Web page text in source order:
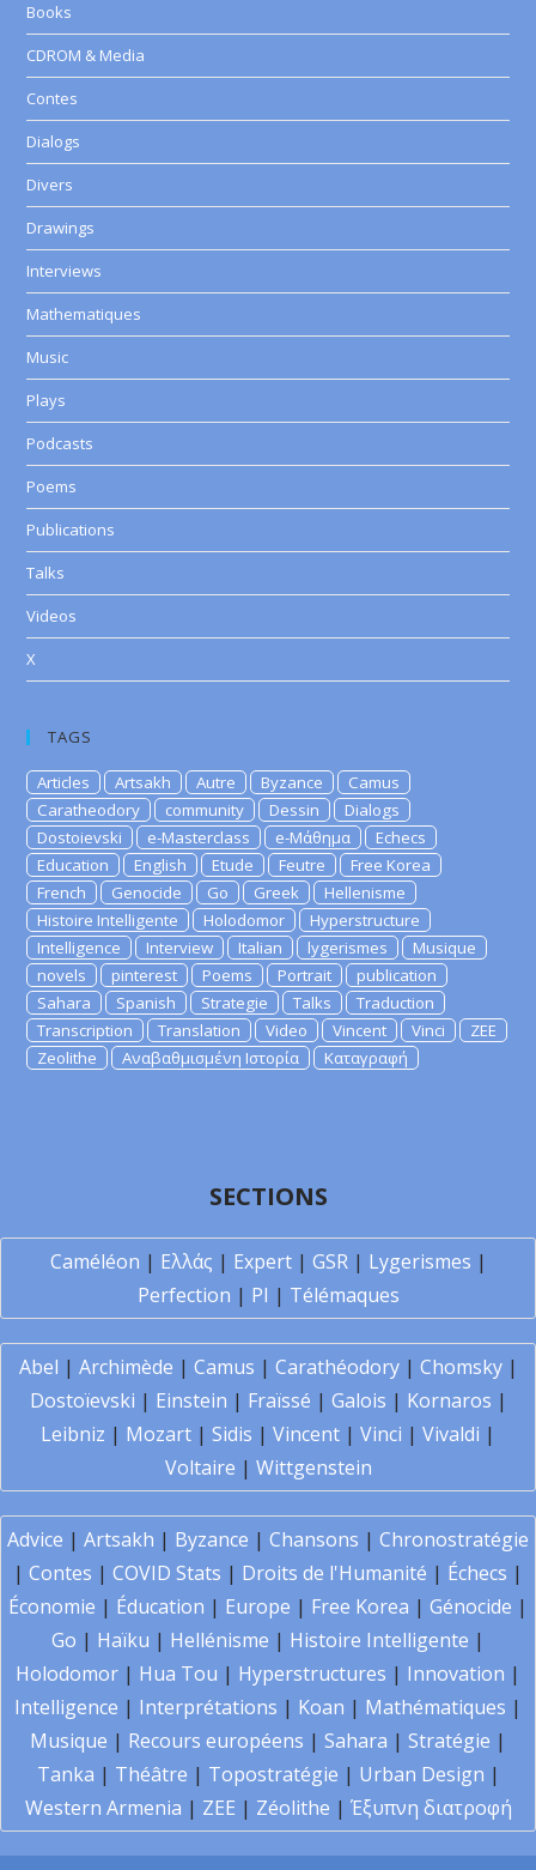
Books
CDROM & Media
Contes
Dialogs
Divers
Drawings
Interviews
Mathematiques
Music
Plays
Podcasts
Poems
Publications
Talks
Videos
X
TAGS
Articles Artsakh Autre Byzance
Camus
Caratheodory
community Dessin
Dialogs
Dostoievski
e-Masterclass e-Μάθημα
Echecs
Education
English Etude Feutre
Free Korea
French
Genocide Go Greek
Hellenisme
Histoire Intelligente
Holodomor
Hyperstructure
Intelligence
Interview Italian lygerismes
Musique
novels
pinterest Poems Portrait
publication
Sahara
Spanish Strategie Talks
Traduction
Transcription
Translation Video Vincent Vinci
ZEE
Zeolithe
Αναβαθμισμένη Ιστορία Καταγραφή
SECTIONS
Caméléon | Ελλάς | Expert| GSR| Lygerismes |
Perfection | PI | Télémaques
Abel | Archimède | Camus | Carathéodory| Chomsky|
Dostoïevski | Einstein | Fraïssé | Galois | Kornaros |
Leibniz | Mozart | Sidis | Vincent | Vinci | Vivaldi |
Voltaire | Wittgenstein
Advice | Artsakh | Byzance | Chansons | Chronostratégie
| Contes | COVID Stats | Droits de l'Humanité | Échecs |
Économie | Éducation | Europe | Free Korea | Génocide |
Go | Haïku | Hellénisme | Histoire Intelligente |
Holodomor | Hua Tou | Hyperstructures | Innovation |
Intelligence | Interprétations | Koan | Mathématiques |
Musique | Recours européens | Sahara | Stratégie |
Tanka | Théâtre | Topostratégie | Urban Design |
Western Armenia | ZEE | Zéolithe | Έξυπνη διατροφή